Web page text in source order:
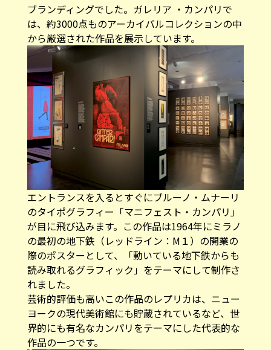
ブランディングでした。ガレリア ・カンパリで
は、約3000点ものアーカイバルコレクションの中
から厳選された作品を展示しています。
エントランスを入るとすぐにブルーノ・ムナーリ
のタイポグラフィー「マニフェスト・カンパリ」
が目に飛び込みます。この作品は1964年にミラノ
の最初の地下鉄（レッドライン：M１）の開業の
際のポスターとして、「動いている地下鉄からも
読み取れるグラフィック」をテーマにして制作さ
れました。
芸術的評価も高いこの作品のレプリカは、ニュー
ヨークの現代美術館にも貯蔵されているなど、世
界的にも有名なカンパリをテーマにした代表的な
作品の一つです。